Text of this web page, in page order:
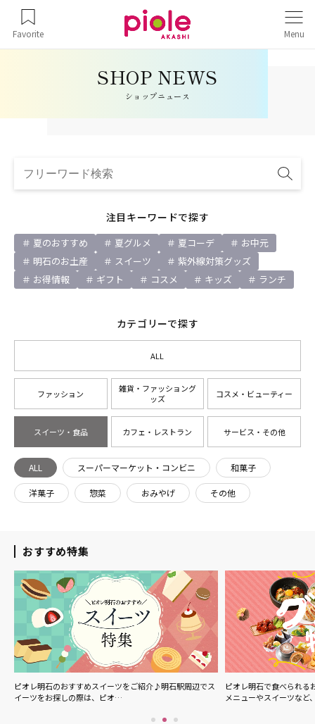
Favorite Menu
ショップニュース
注目キーワードで探す
夏のおすすめ 夏グルメ 夏コーデ
お中元
明石のお土産
スイーツ
紫外線対策グッズ
お得情報
ギフト コスメ キッズ ランチ
カテゴリーで探す
ALL
ファッション
雑貨・ファッショング
ッズ
コスメ・ビューティー
スイーツ・食品 カフェ・レストラン サービス・その他
ALL スーパーマーケット・コンビニ 和菓子
洋菓子 惣菜 おみやげ その他
おすすめ特集
ピオレ明石のおすすめスイーツをご紹介♪明石駅周辺でス
イーツをお探しの際は、ピオ…
ピオレ明石で食べられる
メニューやスイーツなど